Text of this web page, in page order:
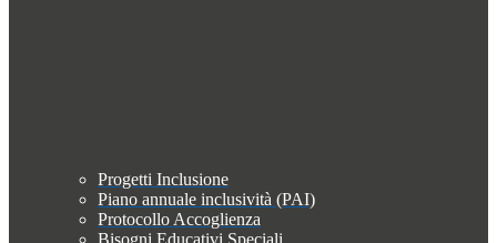
Progetti Inclusione
Piano annuale inclusività (PAI)
Protocollo Accoglienza